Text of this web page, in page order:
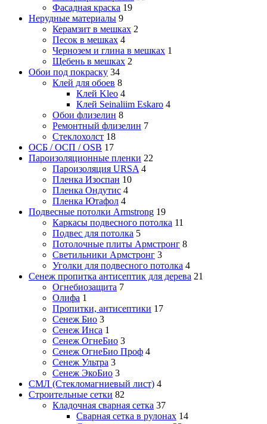
Фасадная краска 19
Нерудные материалы 9
Керамзит в мешках 2
Песок в мешках 4
Чернозем и глина в мешках 1
Щебень в мешках 2
Обои под покраску 34
Клей для обоев 8
Клей Kleo 4
Клей Seinaliim Eskaro 4
Обои флизелин 8
Ремонтный флизелин 7
Стеклохолст 18
ОСБ / ОСП / OSB 17
Пароизоляционные пленки 22
Пароизоляция URSA 4
Пленка Изоспан 10
Пленка Ондутис 4
Пленка Ютафол 4
Подвесные потолки Armstrong 19
Каркасы подвесного потолка 11
Подвес для потолка 5
Потолочные плиты Армстронг 8
Светильники Армстронг 3
Уголки для подвесного потолка 4
Сенеж пропитка антисептик для дерева 21
Огнебиозащита 7
Олифа 1
Пропитки, антисептики 17
Сенеж Био 3
Сенеж Инса 1
Сенеж ОгнеБио 3
Сенеж ОгнеБио Проф 4
Сенеж Ультра 3
Сенеж ЭкоБио 3
СМЛ (Стекломагниевый лист) 4
Строительные сетки 82
Кладочная сварная сетка 37
Сварная сетка в рулонах 14